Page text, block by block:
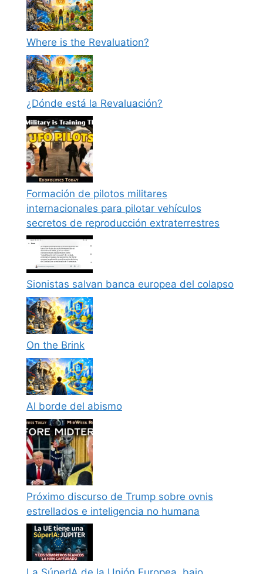
Where is the Revaluation?
¿Dónde está la Revaluación?
Formación de pilotos militares
internacionales para pilotar vehículos
secretos de reproducción extraterrestres
Sionistas salvan banca europea del colapso
On the Brink
Al borde del abismo
Próximo discurso de Trump sobre ovnis
estrellados e inteligencia no humana